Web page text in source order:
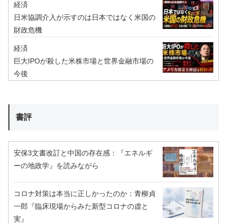
経済
日米協調介入が示すのは日本ではなく米国の
財政危機
経済
巨大IPOが殺した米株市場と世界金融市場の
今後
書評
安保3文書改訂と中国の存在感：『エネルギ
ーの地政学』を読みながら
コロナ対策は本当に正しかったのか：青柳貞
一郎『臨床現場からみた新型コロナの虚と
実』